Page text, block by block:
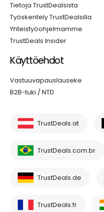
Tietoja TrustDealsista
Työskentely TrustDealsilla
Yhteistyöohjelmamme
TrustDeals Insider
Käyttöehdot
Vastuuvapauslauseke
B2B-tuki / NTD
TrustDeals.at
TrustDeals.com.br
TrustDeals.de
TrustDeals.fr